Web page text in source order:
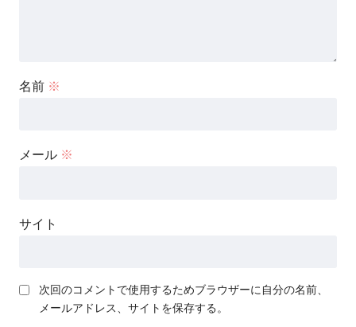
名前 ※
メール ※
サイト
次回のコメントで使用するためブラウザーに自分の名前、
メールアドレス、サイトを保存する。